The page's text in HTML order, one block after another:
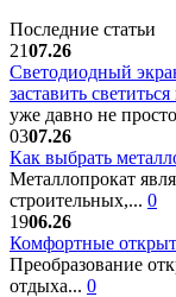
Последние статьи
2107.26
Светодиодный
заставить
уже давно не
0307.26
Как выбрать
Металлопрокат
строительных,... 0
1906.26
Комфортные
Преобразование
отдыха... 0